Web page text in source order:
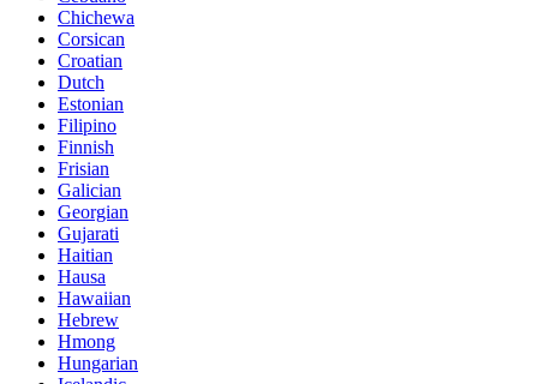
Chichewa
Corsican
Croatian
Dutch
Estonian
Filipino
Finnish
Frisian
Galician
Georgian
Gujarati
Haitian
Hausa
Hawaiian
Hebrew
Hmong
Hungarian